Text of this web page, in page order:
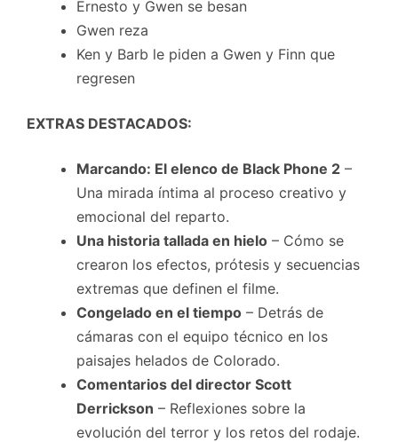
Ernesto y Gwen se besan
Gwen reza
Ken y Barb le piden a Gwen y Finn que
regresen
EXTRAS DESTACADOS:
Marcando: El elenco de Black Phone 2 –
Una mirada íntima al proceso creativo y
emocional del reparto.
Una historia tallada en hielo – Cómo se
crearon los efectos, prótesis y secuencias
extremas que definen el filme.
Congelado en el tiempo – Detrás de
cámaras con el equipo técnico en los
paisajes helados de Colorado.
Comentarios del director Scott
Derrickson – Reflexiones sobre la
evolución del terror y los retos del rodaje.